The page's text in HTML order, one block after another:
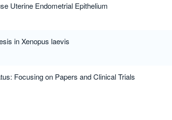
Uterine Endometrial Epithelium
in Xenopus laevis
Focusing on Papers and Clinical Trials